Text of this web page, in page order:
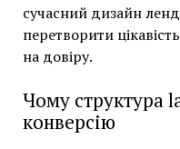
сучасний дизайн
перетворити
на довіру.
Чому структура
конверсію